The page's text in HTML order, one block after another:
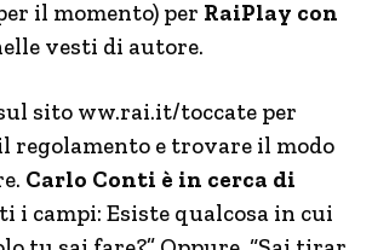
il momento) per RaiPlay con
vesti di autore.
sito ww.rai.it/toccate per
regolamento e trovare il modo
Carlo Conti è in cerca di
i campi: Esiste qualcosa in cui